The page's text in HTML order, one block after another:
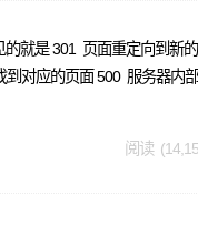
就是 301 页面重定向到新
对应的页面 500 服务器内
阅读